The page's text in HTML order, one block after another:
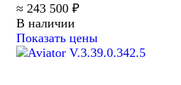
≈ 243 500 ₽
В наличии
Показать цены